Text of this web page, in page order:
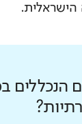
הישראלית.
הנכללים